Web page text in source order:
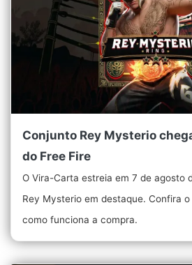
Conjunto Rey Mysterio
do Free Fire
O Vira-Carta estreia em 7 de agosto
Rey Mysterio em destaque. Confira
como funciona a compra.